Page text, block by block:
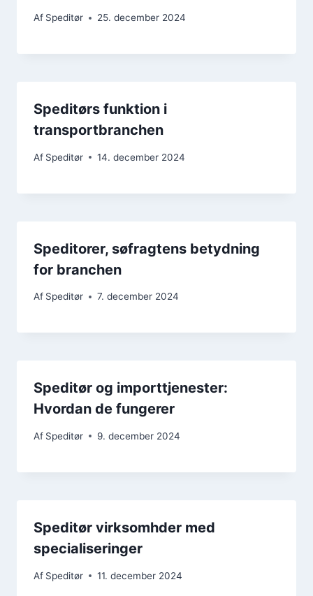
Af Speditør 25. december 2024
Speditørs funktion i
transportbranchen
Af Speditør 14. december 2024
Speditorer, søfragtens betydning
for branchen
Af Speditør 7. december 2024
Speditør og importtjenester:
Hvordan de fungerer
Af Speditør 9. december 2024
Speditør virksomhder med
specialiseringer
Af Speditør 11. december 2024